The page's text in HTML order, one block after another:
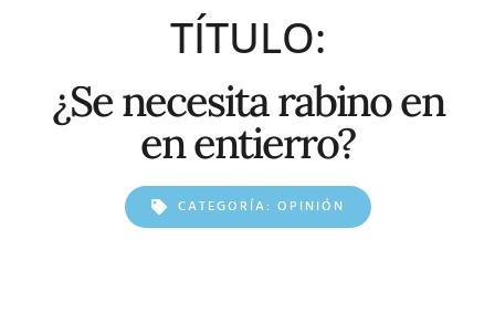
TÍTULO:
¿Se necesita rabino en
en entierro?
CATEGORÍA: OPINIÓN